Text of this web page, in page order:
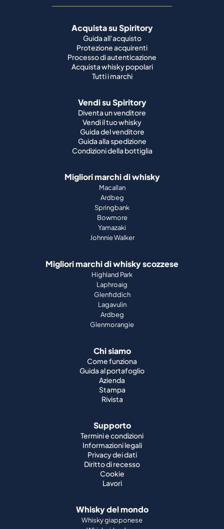
Acquista su Spiritory
Guida all'acquisto
Protezione acquirenti
Processo di autenticazione
Acquista whisky popolari
Tutti i marchi
Vendi su Spiritory
Diventa un venditore
Vendi il tuo whisky
Guida del venditore
Guida alla spedizione
Condizioni della bottiglia
Migliori marchi di whisky
Macallan
Ardbeg
Springbank
Bowmore
Yamazaki
Johnnie Walker
Migliori marchi di whisky scozzese
Highland Park
Laphroaig
Glenfiddich
Lagavulin
Ardbeg
Glenmorangie
Chi siamo
Come funziona
Guida al portafoglio
Azienda
Stampa
Rivista
Supporto
Termini e condizioni
Informazioni legali
Privacy dei dati
Diritto di recesso
Cookie
Lavori
Whisky del mondo
Whisky giapponese